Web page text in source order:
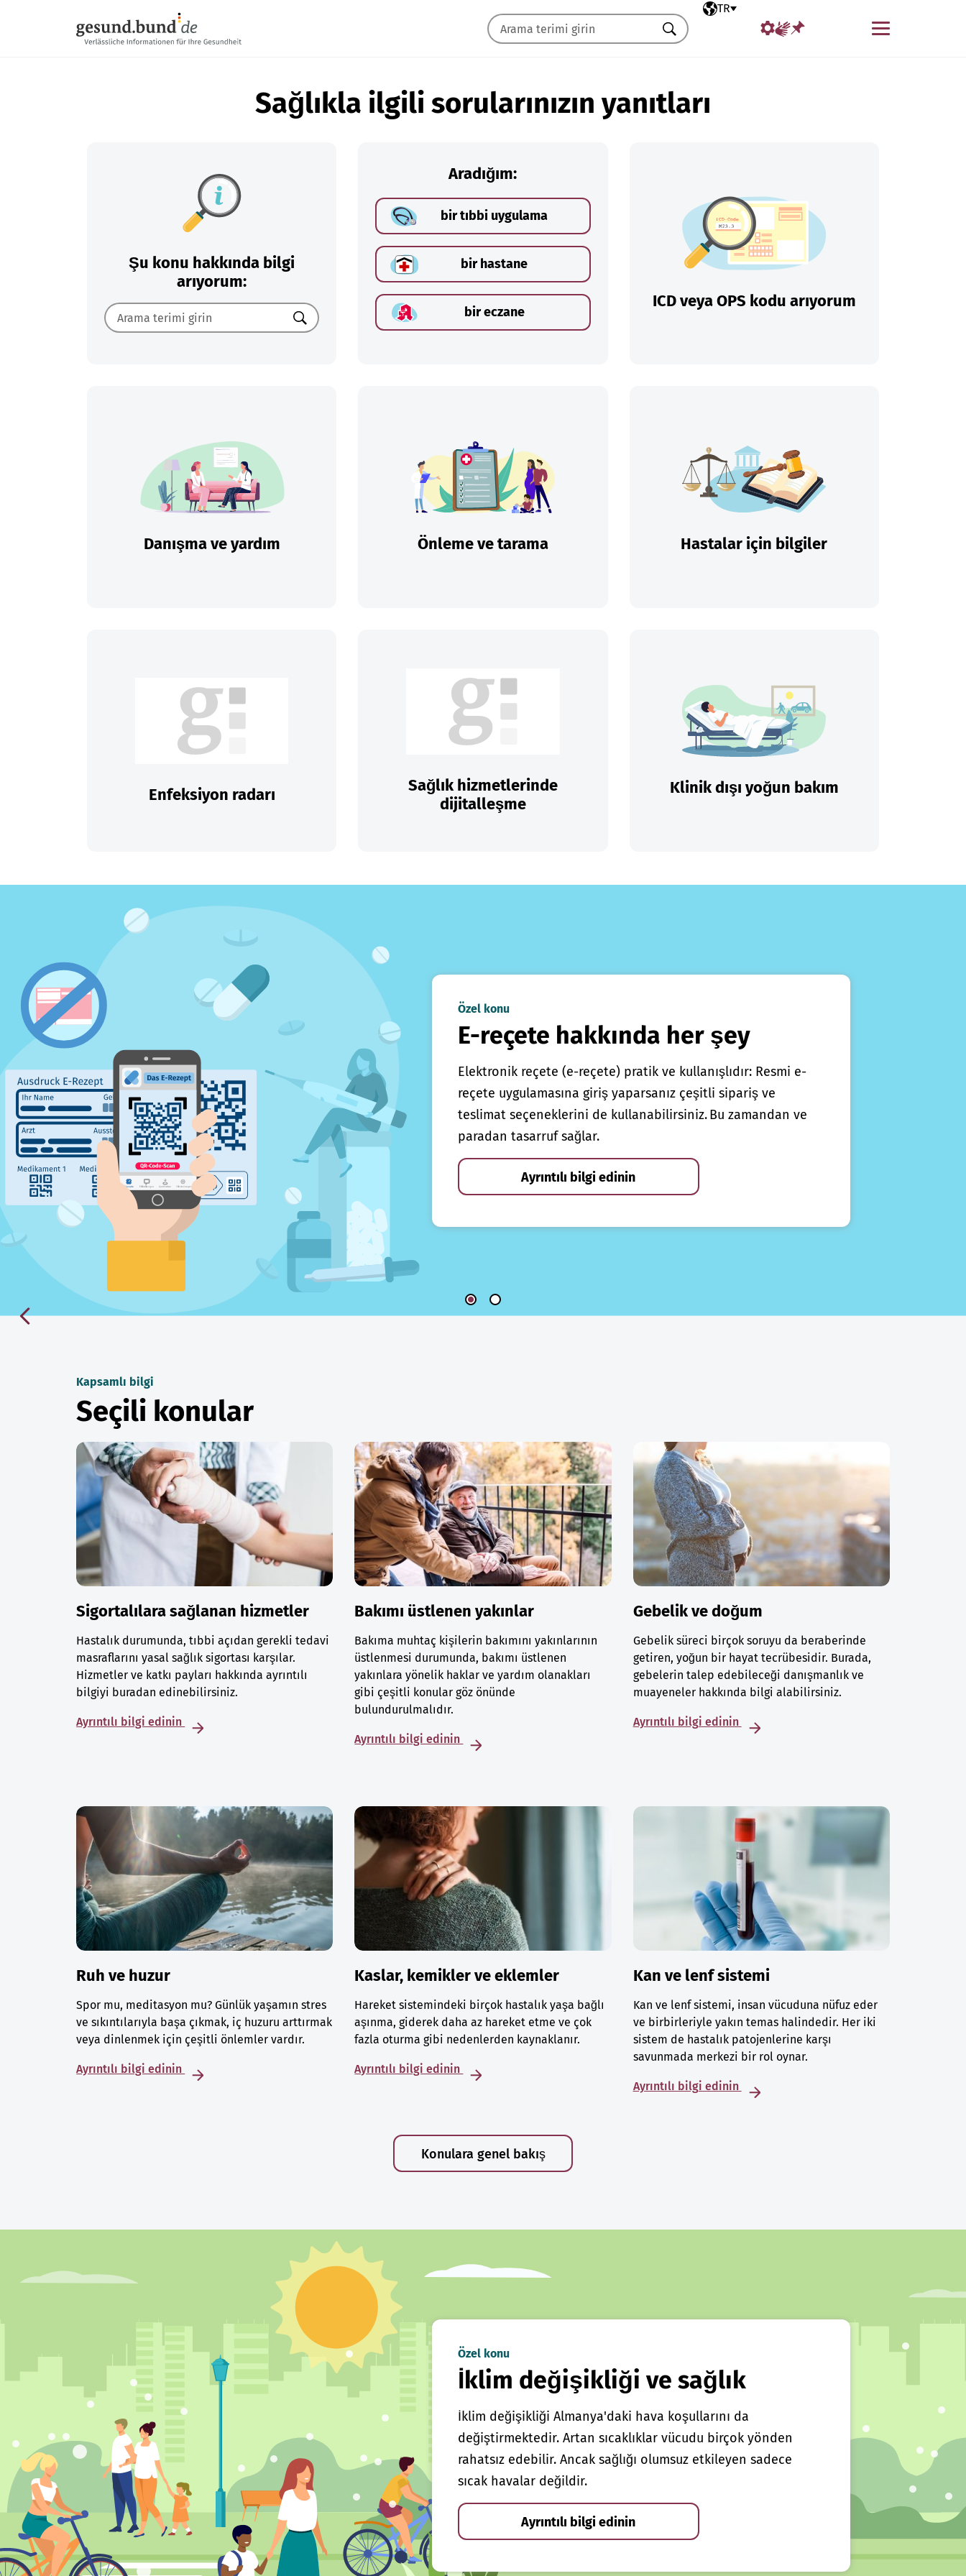
Seçili dil
TR
Menü
Ara
Sağlıkla ilgili sorularınızın yanıtları
Şu konu hakkında bilgi
arıyorum:
Ara
Aradığım:
bir tıbbi uygulama
bir hastane
bir eczane
ICD veya OPS kodu arıyorum
Danışma ve yardım Önleme ve tarama Hastalar için bilgiler
Enfeksiyon radarı
Sağlık hizmetlerinde
dijitalleşme
Klinik dışı yoğun bakım
Özel konu
E-reçete hakkında her şey
Elektronik reçete (e-reçete) pratik ve kullanışlıdır: Resmi e-
reçete uygulamasına giriş yaparsanız çeşitli sipariş ve
teslimat seçeneklerini de kullanabilirsiniz. Bu zamandan ve
paradan tasarruf sağlar.
Ayrıntılı bilgi edinin
Kapsamlı bilgi
Seçili konular
Sigortalılara sağlanan hizmetler
Hastalık durumunda, tıbbi açıdan gerekli tedavi
masraflarını yasal sağlık sigortası karşılar.
Hizmetler ve katkı payları hakkında ayrıntılı
bilgiyi buradan edinebilirsiniz.
Ayrıntılı bilgi edinin
Bakımı üstlenen yakınlar
Bakıma muhtaç kişilerin bakımını yakınlarının
üstlenmesi durumunda, bakımı üstlenen
yakınlara yönelik haklar ve yardım olanakları
gibi çeşitli konular göz önünde
bulundurulmalıdır.
Ayrıntılı bilgi edinin
Gebelik ve doğum
Gebelik süreci birçok soruyu da beraberinde
getiren, yoğun bir hayat tecrübesidir. Burada,
gebelerin talep edebileceği danışmanlık ve
muayeneler hakkında bilgi alabilirsiniz.
Ayrıntılı bilgi edinin
Ruh ve huzur
Spor mu, meditasyon mu? Günlük yaşamın stres
ve sıkıntılarıyla başa çıkmak, iç huzuru arttırmak
veya dinlenmek için çeşitli önlemler vardır.
Ayrıntılı bilgi edinin
Kaslar, kemikler ve eklemler
Hareket sistemindeki birçok hastalık yaşa bağlı
aşınma, giderek daha az hareket etme ve çok
fazla oturma gibi nedenlerden kaynaklanır.
Ayrıntılı bilgi edinin
Kan ve lenf sistemi
Kan ve lenf sistemi, insan vücuduna nüfuz eder
ve birbirleriyle yakın temas halindedir. Her iki
sistem de hastalık patojenlerine karşı
savunmada merkezi bir rol oynar.
Ayrıntılı bilgi edinin
Konulara genel bakış
Özel konu
İklim değişikliği ve sağlık
İklim değişikliği Almanya'daki hava koşullarını da
değiştirmektedir. Artan sıcaklıklar vücudu birçok yönden
rahatsız edebilir. Ancak sağlığı olumsuz etkileyen sadece
sıcak havalar değildir.
Ayrıntılı bilgi edinin